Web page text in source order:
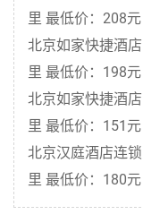
里 最低价：208
北京如家快捷酒
里 最低价：198
北京如家快捷酒
里 最低价：151
北京汉庭酒店连
里 最低价：180